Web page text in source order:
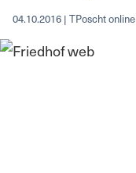
04.10.2016 | TPoscht online